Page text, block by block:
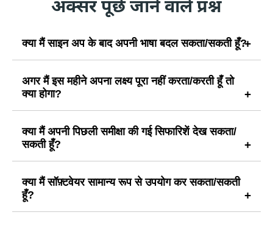
अक्सर पूछे जाने वाले प्रश्न
क्या मैं साइन अप के बाद अपनी भाषा बदल सकता/सकती हूँ?
अगर मैं इस महीने अपना लक्ष्य पूरा नहीं करता/करती हूँ तो
क्या होगा?
क्या मैं अपनी पिछली समीक्षा की गई सिफारिशें देख सकता/
सकती हूँ?
क्या मैं सॉफ़्टवेयर सामान्य रूप से उपयोग कर सकता/सकती
हूँ?